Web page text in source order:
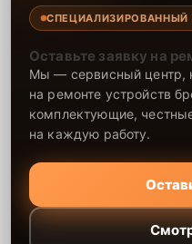
СПЕЦИАЛИЗИРОВАННЫЙ
Оставьте заявку на
Мы — сервисный центр,
на ремонте устройств
комплектующие,
на каждую работу.